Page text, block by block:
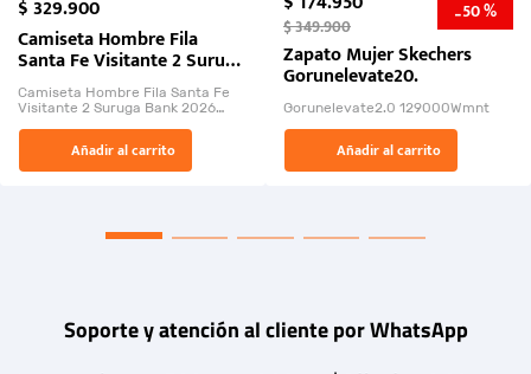
$329.900
Camiseta Hombre Fila
Santa Fe Visitante 2 Suruga
Bank 2026
Camiseta Hombre Fila Santa Fe
Visitante 2 Suruga Bank 2026
El Rugido del Sol Naciente:
“Primeros para la Et...
Añadir al carrito
$349.900 -50 %
Zapato Mujer Skechers
Gorunelevate20.
Gorunelevate2.0 129000Wmnt
Añadir al carrito
Soporte y atención al cliente por WhatsApp